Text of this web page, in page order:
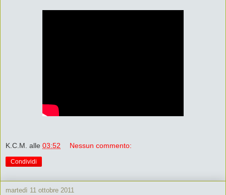
K.C.M. alle 03:52 Nessun commento:
Condividi
martedì 11 ottobre 2011